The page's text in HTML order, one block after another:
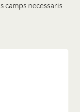
camps necessaris